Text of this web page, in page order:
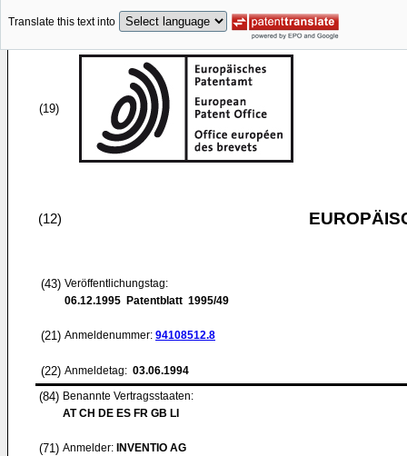
Translate this text into
(19)
(12)
(43) Veröffentlichungstag:
06.12.1995 Patentblatt 1995/49
(21) Anmeldenummer: 94108512.8
(22) Anmeldetag: 03.06.1994
(84) Benannte Vertragsstaaten:
AT CH DE ES FR GB LI
(71) Anmelder: INVENTIO AG